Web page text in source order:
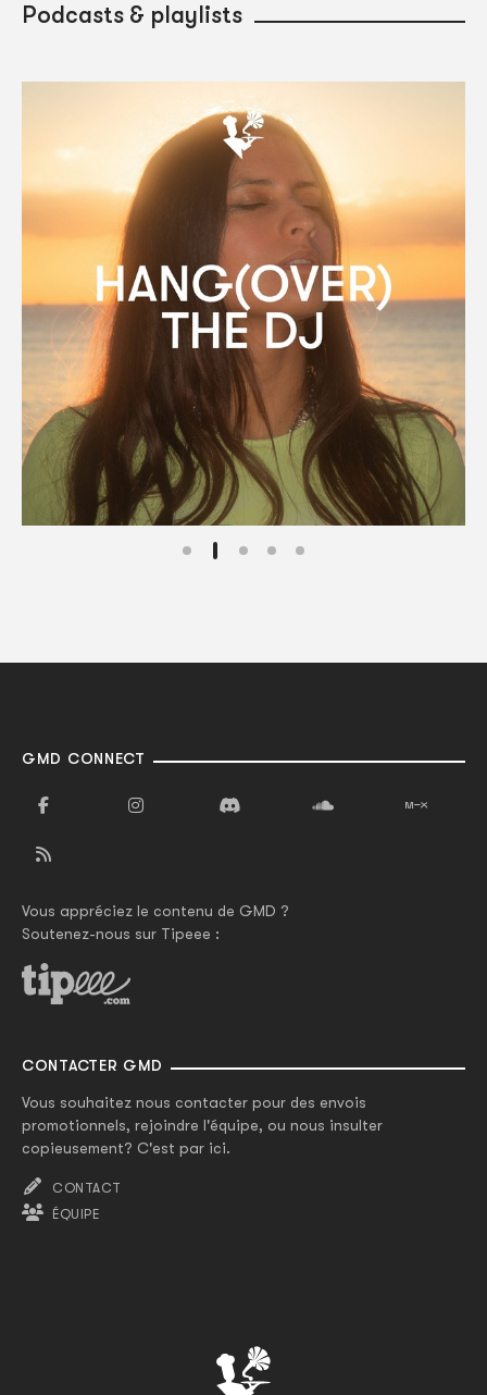
Podcasts & playlists
GMD CONNECT
Vous appréciez le contenu de GMD ?
Soutenez-nous sur Tipeee :
CONTACTER GMD
Vous souhaitez nous contacter pour des envois
promotionnels, rejoindre l'équipe, ou nous insulter
copieusement? C'est par ici.
CONTACT
ÉQUIPE